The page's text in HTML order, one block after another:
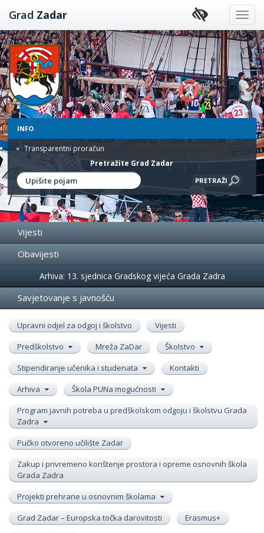
Preskoči
na
sadržaj
Grad Zadar
INFO
Transparentni proračun
Pretražite Grad Zadar
Vijesti
Obavijesti
Događanja
Arhiva: 13. sjednica Gradskog vijeća Grada Zadra
Savjetovanje s javnošću
Upravni odjel za odgoj i školstvo
Vijesti
Predškolstvo
Mreža ZaDar
Školstvo
Stipendiranje učenika i studenata
Kontakti
Arhiva
Škola PUNa mogućnosti
Program javnih potreba u predškolskom odgoju i školstvu Grada
Zadra
Pučko otvoreno učilište Zadar
Zakup i privremeno korištenje prostora i opreme osnovnih škola
Grada Zadra
Projekti prehrane u osnovnim školama
Grad Zadar – Europska točka darovitosti
Erasmus+